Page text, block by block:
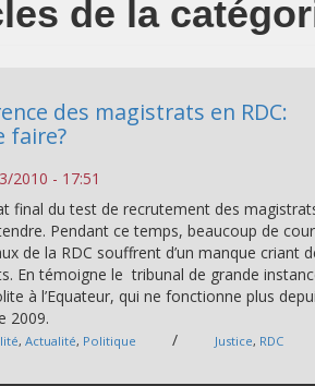
de la
des magistrats en RDC:
faire?
2010 - 17:51
final du test de recrutement des
Pendant ce temps, beaucoup de
de la RDC souffrent d’un manque criant
En témoigne le tribunal de grande
à l’Equateur, qui ne fonctionne plus
2009.
,Actualité, Politique / Justice, RDC